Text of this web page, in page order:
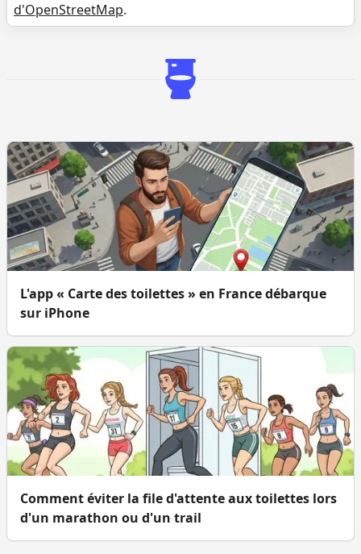
d'OpenStreetMap.
L'app « Carte des toilettes » en France débarque
sur iPhone
Comment éviter la file d'attente aux toilettes lors
d'un marathon ou d'un trail